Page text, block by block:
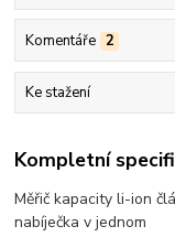
Komentáře 2
Ke stažení
Kompletní
Měřič kapacity li-ion
nabíječka v jednom